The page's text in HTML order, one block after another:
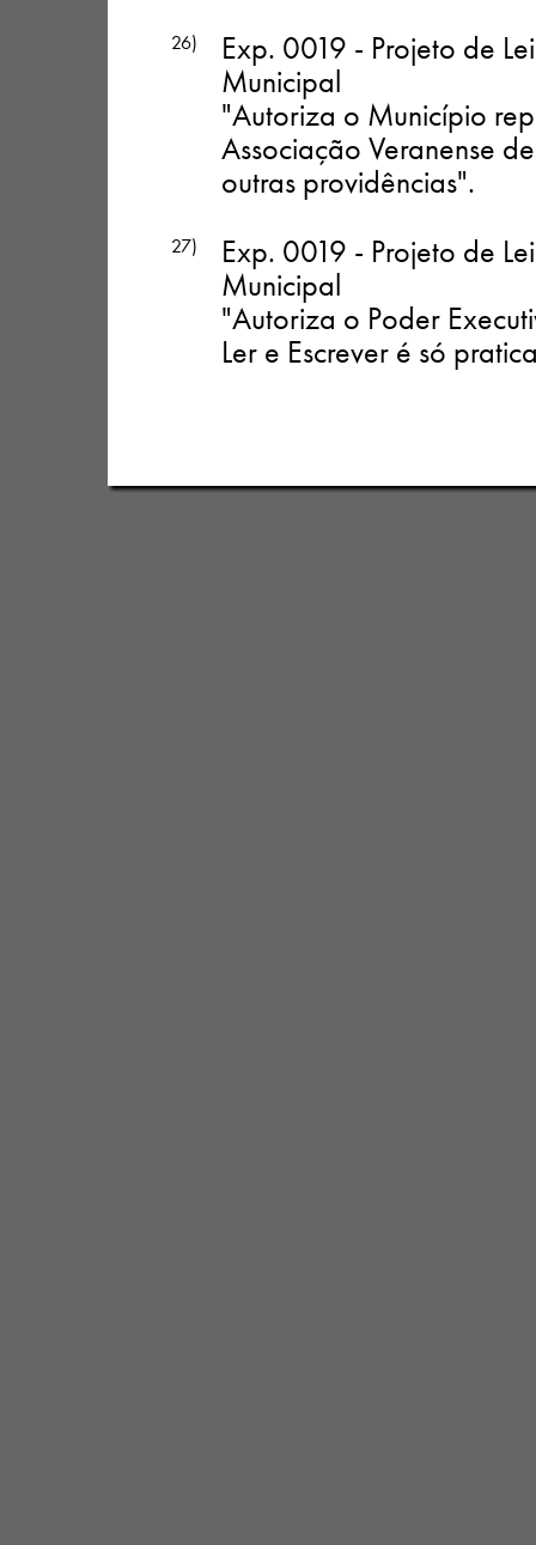
26)
Exp. 0019 - Projeto de
Municipal
"Autoriza o Município
Associação Veranense
outras providências".
27)
Exp. 0019 - Projeto de
Municipal
"Autoriza o Poder
Ler e Escrever é só